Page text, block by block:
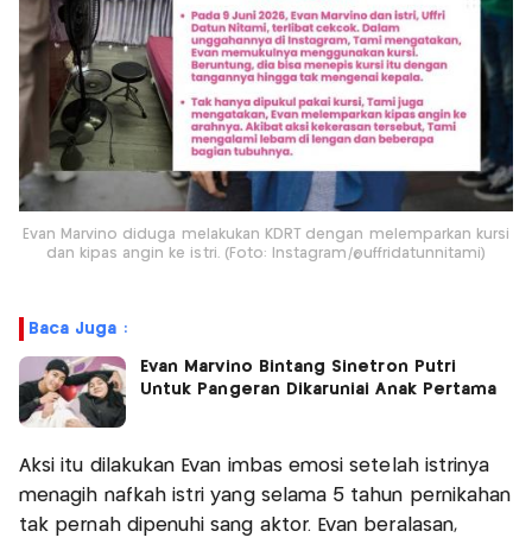
Evan Marvino diduga melakukan KDRT dengan melemparkan kursi
dan kipas angin ke istri. (Foto: Instagram/@uffridatunnitami)
Baca Juga :
Evan Marvino Bintang Sinetron Putri
Untuk Pangeran Dikaruniai Anak Pertama
Aksi itu dilakukan Evan imbas emosi setelah istrinya
menagih nafkah istri yang selama 5 tahun pernikahan
tak pernah dipenuhi sang aktor. Evan beralasan,